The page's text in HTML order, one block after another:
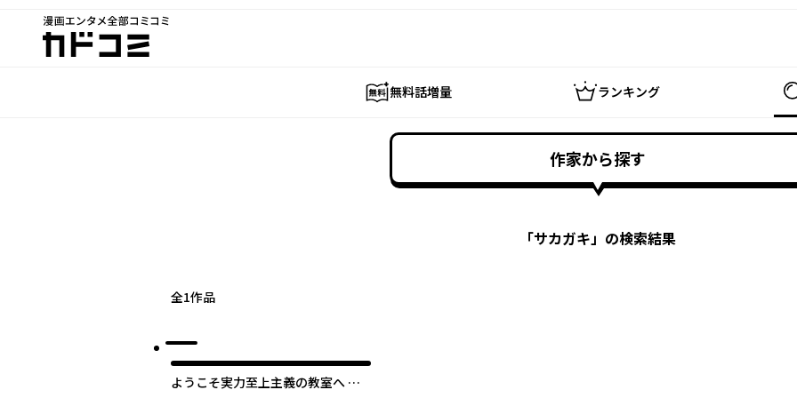
漫画エンタメ全部コミコミ
カドコミ
無料話増量 ランキング
作家から探す
「サカガキ」の検索結果
全1作品
ようこそ実力至上主義の教室へ √